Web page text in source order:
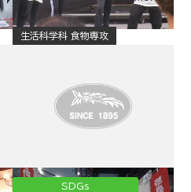
生活科学科 食物専攻
SDGs